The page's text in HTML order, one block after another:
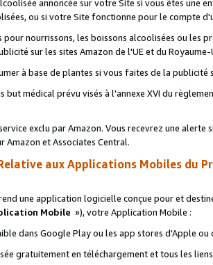
annoncée sur votre Site si vous êtes une
ou si votre Site fonctionne pour le compte
pour nourrissons, les boissons alcoolisées ou les
sur les sites Amazon de l'UE et du Royaume-
à base de plantes si vous faites de la publicité
but médical prévu visés à l'annexe XVI du
exclu par Amazon. Vous recevrez une alerte
Amazon et Associates Central.
aux Applications Mobiles du
une application logicielle conçue pour et
Mobile »), votre Application Mobile :
dans Google Play ou les app stores d'Apple ou
gratuitement en téléchargement et tous les